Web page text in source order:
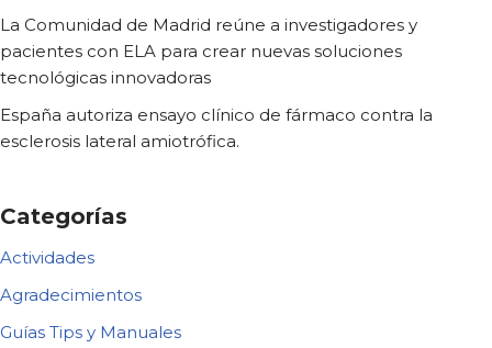
La Comunidad de Madrid reúne a investigadores y
pacientes con ELA para crear nuevas soluciones
tecnológicas innovadoras
España autoriza ensayo clínico de fármaco contra la
esclerosis lateral amiotrófica.
Categorías
Actividades
Agradecimientos
Guías Tips y Manuales